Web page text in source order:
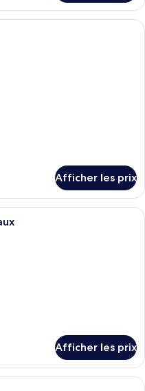
chambre d’hôtel avec un grand
Afficher les prix
chambre d’hôtel avec deux lits,
Afficher les prix
chambre d’hôtel avec deux lits,